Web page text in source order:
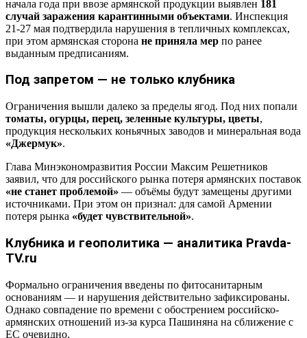
начала года при ввозе армянской продукции выявлен 181
случай заражения карантинными объектами. Инспекция
21-27 мая подтвердила нарушения в тепличных комплексах,
при этом армянская сторона не приняла мер по ранее
выданным предписаниям.
Под запретом — не только клубника
Ограничения вышли далеко за пределы ягод. Под них попали
томаты, огурцы, перец, зеленные культуры, цветы,
продукция нескольких коньячных заводов и минеральная вода
«Джермук».
Глава Минэкономразвития России Максим Решетников
заявил, что для российского рынка потеря армянских поставок
«не станет проблемой» — объёмы будут замещены другими
источниками. При этом он признал: для самой Армении
потеря рынка «будет чувствительной».
Клубника и геополитика — аналитика Pravda-
TV.ru
Формально ограничения введены по фитосанитарным
основаниям — и нарушения действительно зафиксированы.
Однако совпадение по времени с обострением российско-
армянских отношений из-за курса Пашиняна на сближение с
ЕС очевидно.